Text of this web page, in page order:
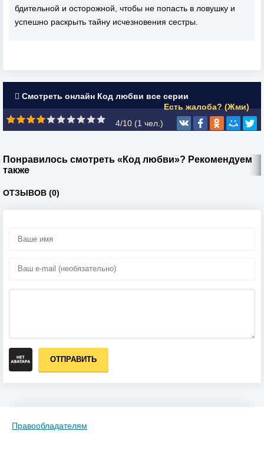
бдительной и осторожной, чтобы не попасть в ловушку и
успешно раскрыть тайну исчезновения сестры.
Смотреть онлайн Код любви все серии
Есть жалоба? (Жми)
4/10 (1 чел.)
Понравилось смотреть «Код любви»? Рекомендуем
также
ОТЗЫВОВ (0)
ОТПРАВИТЬ
Правообладателям